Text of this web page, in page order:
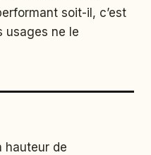
soit-il, c’est
usages ne le
hauteur de